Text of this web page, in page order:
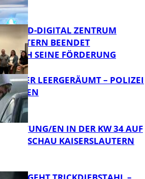
DIGITAL ZENTRUM
BEENDET
SEINE FÖRDERUNG
LEERGERÄUMT – POLIZEI
ZEUGEN
EN IN DER KW 34 AUF
KAISERSLAUTERN